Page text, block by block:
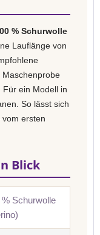
% Schurwolle
Lauflänge von
Maschenprobe
. Für ein Modell in
So lässt sich
ersten
Blick
% Schurwolle